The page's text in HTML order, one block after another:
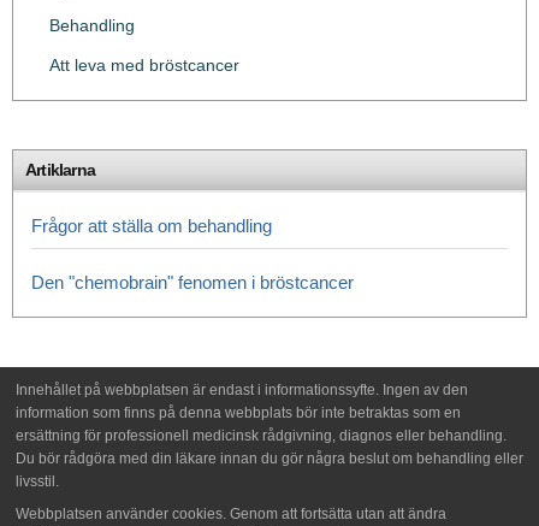
Behandling
Att leva med bröstcancer
Artiklarna
Frågor att ställa om behandling
Den "chemobrain" fenomen i bröstcancer
Innehållet på webbplatsen är endast i informationssyfte. Ingen av den
information som finns på denna webbplats bör inte betraktas som en
ersättning för professionell medicinsk rådgivning, diagnos eller behandling.
Du bör rådgöra med din läkare innan du gör några beslut om behandling eller
livsstil.
Webbplatsen använder cookies. Genom att fortsätta utan att ändra